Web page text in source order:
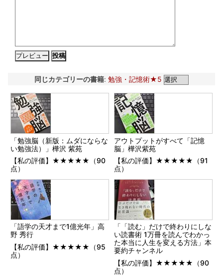
同じカテゴリーの書籍: 勉強・記憶術★5
「勉強脳（新版：ムダにならな
い勉強法）」樺沢 紫苑
【私の評価】★★★★★（90
点）
アウトプットがすべて「記憶
脳」樺沢紫苑
【私の評価】★★★★★（91
点）
「語学の天才まで1億光年」高
野 秀行
【私の評価】★★★★★（95
点）
「「読む」だけで終わりにしな
い読書術 1万冊を読んでわかっ
た本当に人生を変える方法」本
要約チャンネル
【私の評価】★★★★★（90
点）